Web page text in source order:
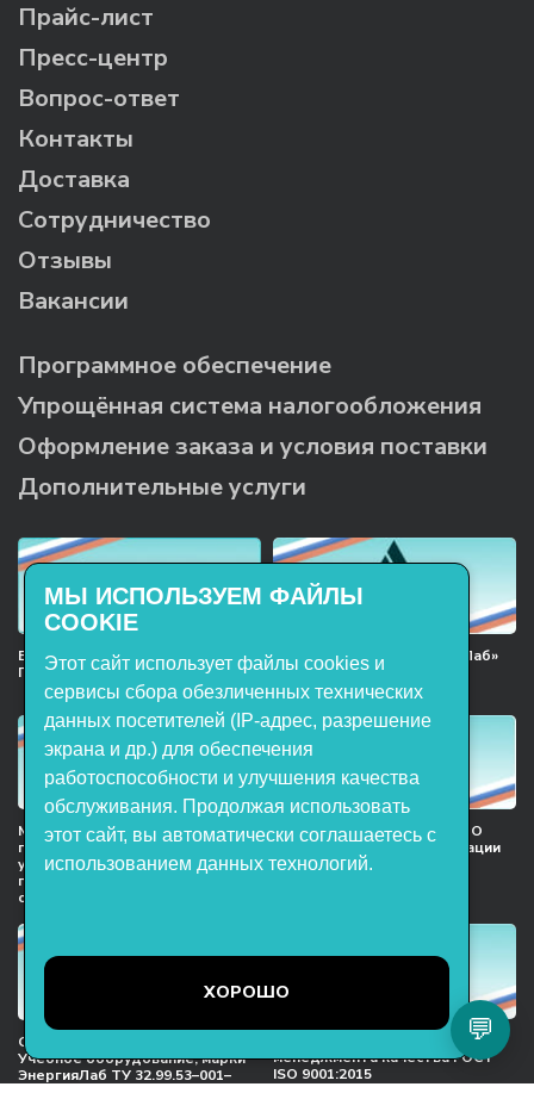
Прайс-лист
Пресс-центр
Вопрос-ответ
Контакты
Доставка
Сотрудничество
Отзывы
Вакансии
Программное обеспечение
Упрощённая система налогообложения
Оформление заказа и условия поставки
Дополнительные услуги
Включён в реестр Российского
ПО
Продукция НТП «ЭнергияЛаб»
включена в реестр
Минпромторга РФ
Мы в национальном союзе
предприятий индустрии
учебного оборудования и
поставщиков образовательных
организация
Сертификат участника ООО
НТП «ЭнергияЛаб» ассоциации
предприятий индустрии
Сертификат соответствия
Учебное оборудование, марки
ЭнергияЛаб ТУ 32.99.53–001–
Международный сертификат
менеджмента качества ГОСТ
ISO 9001:2015
МЫ ИСПОЛЬЗУЕМ ФАЙЛЫ
COOKIE
Этот сайт использует файлы cookies и
сервисы сбора обезличенных технических
данных посетителей (IP-адрес, разрешение
экрана и др.) для обеспечения
работоспособности и улучшения качества
обслуживания. Продолжая использовать
этот сайт, вы автоматически соглашаетесь с
использованием данных технологий.
ХОРОШО
💬